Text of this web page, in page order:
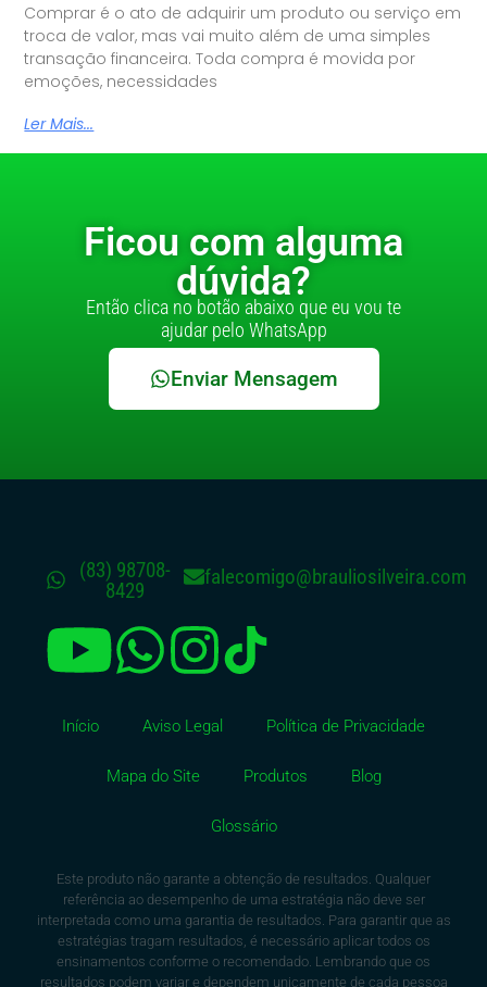
Comprar é o ato de adquirir um produto ou serviço em
troca de valor, mas vai muito além de uma simples
transação financeira. Toda compra é movida por
emoções, necessidades
Ler Mais...
Ficou com alguma
dúvida?
Então clica no botão abaixo que eu vou te
ajudar pelo WhatsApp
Enviar Mensagem
(83) 98708-
8429
falecomigo@brauliosilveira.com
Início Aviso Legal Política de Privacidade
Mapa do Site Produtos Blog
Glossário
Este produto não garante a obtenção de resultados. Qualquer
referência ao desempenho de uma estratégia não deve ser
interpretada como uma garantia de resultados. Para garantir que as
estratégias tragam resultados, é necessário aplicar todos os
ensinamentos conforme o recomendado. Lembrando que os
resultados podem variar e dependem unicamente de cada pessoa